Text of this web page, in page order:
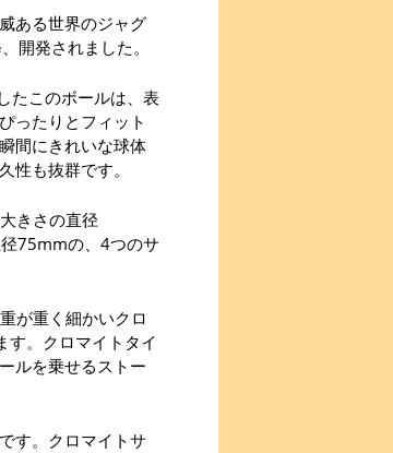
ある世界のジャグ
開発されました。
たこのボールは、表
ったりとフィット
間にきれいな球体
性も抜群です。
きさの直径
75mmの、4つのサ
が重く細かいクロ
す。クロマイトタイ
ルを乗せるストー
す。クロマイトサ